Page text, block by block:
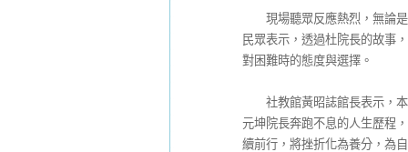
現場聽眾反應熱烈，無論是
民眾表示，透過杜院長的故事
對困難時的態度與選擇。
社教館黃昭誌館長表示，本
元坤院長奔跑不息的人生歷程
續前行，將挫折化為養分，為